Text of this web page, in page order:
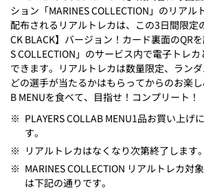
ション「MARINES COLLECTION」のリアル
配布されるリアルトレカは、この3日間限定
CK BLACK】バージョン！カード裏面のQR
S COLLECTION」のサービス内で電子トレ
できます。リアルトレカは数量限定、ラン
どの選手が当たるかはもらってからのお楽し
B MENUを食べて、目指せ！コンプリート！
※ PLAYERS COLLAB MENU1品お買い上げ
す。
※ リアルトレカはなくなり次第終了します。
※ MARINES COLLECTION リアルトレカ対
は下記の通りです。